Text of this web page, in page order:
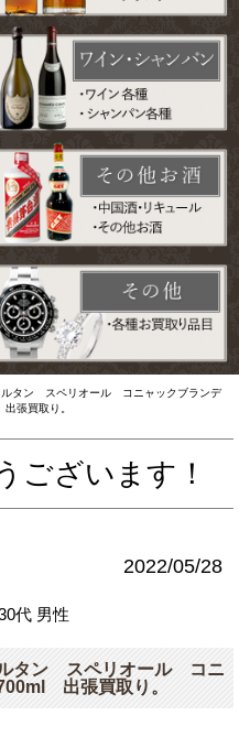
ルタン スペリオール コニャックブランデ
張買取り。
ございます！
2022/05/28
代 男性
ルタン スペリオール コニ
出張買取り。